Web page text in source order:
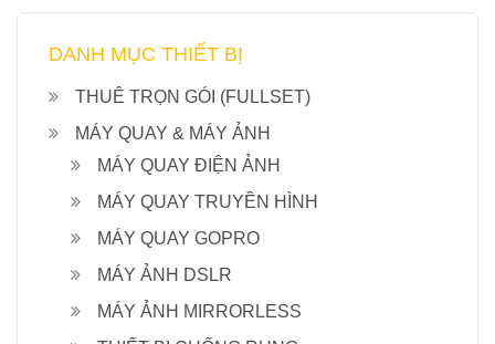
DANH MỤC THIẾT BỊ
THUÊ TRỌN GÓI (FULLSET)
MÁY QUAY & MÁY ẢNH
MÁY QUAY ĐIỆN ẢNH
MÁY QUAY TRUYỀN HÌNH
MÁY QUAY GOPRO
MÁY ẢNH DSLR
MÁY ẢNH MIRRORLESS